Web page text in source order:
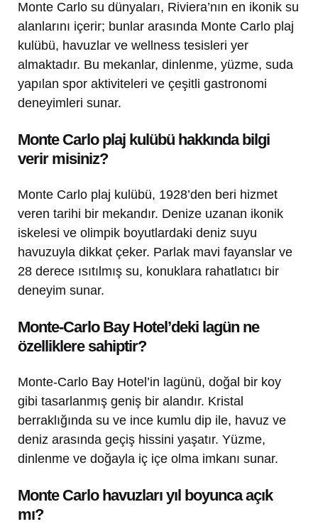
Monte Carlo su dünyaları, Riviera’nın en ikonik su
alanlarını içerir; bunlar arasında Monte Carlo plaj
kulübü, havuzlar ve wellness tesisleri yer
almaktadır. Bu mekanlar, dinlenme, yüzme, suda
yapılan spor aktiviteleri ve çeşitli gastronomi
deneyimleri sunar.
Monte Carlo plaj kulübü hakkında bilgi
verir misiniz?
Monte Carlo plaj kulübü, 1928’den beri hizmet
veren tarihi bir mekandır. Denize uzanan ikonik
iskelesi ve olimpik boyutlardaki deniz suyu
havuzuyla dikkat çeker. Parlak mavi fayanslar ve
28 derece ısıtılmış su, konuklara rahatlatıcı bir
deneyim sunar.
Monte-Carlo Bay Hotel’deki lagün ne
özelliklere sahiptir?
Monte-Carlo Bay Hotel’in lagünü, doğal bir koy
gibi tasarlanmış geniş bir alandır. Kristal
berraklığında su ve ince kumlu dip ile, havuz ve
deniz arasında geçiş hissini yaşatır. Yüzme,
dinlenme ve doğayla iç içe olma imkanı sunar.
Monte Carlo havuzları yıl boyunca açık
mı?